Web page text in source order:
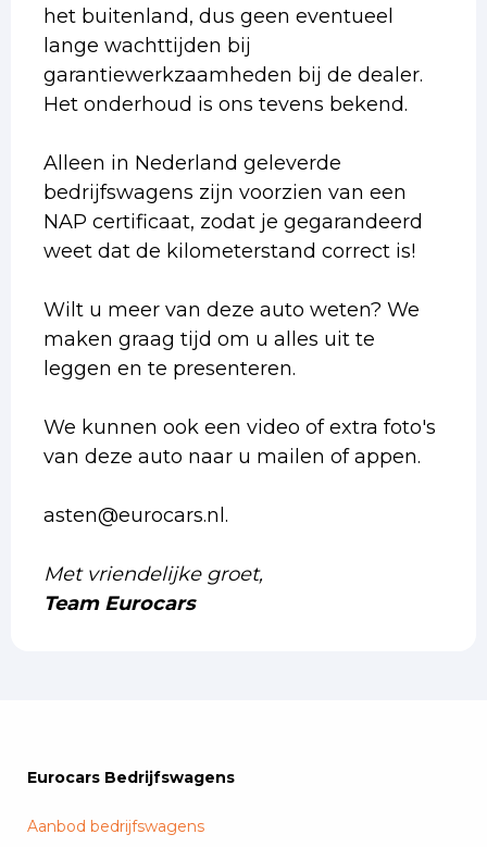
het buitenland, dus geen eventueel
lange wachttijden bij
garantiewerkzaamheden bij de dealer.
Het onderhoud is ons tevens bekend.
Alleen in Nederland geleverde
bedrijfswagens zijn voorzien van een
NAP certificaat, zodat je gegarandeerd
weet dat de kilometerstand correct is!
Wilt u meer van deze auto weten? We
maken graag tijd om u alles uit te
leggen en te presenteren.
We kunnen ook een video of extra foto's
van deze auto naar u mailen of appen.
asten@eurocars.nl.
Met vriendelijke groet,
Team Eurocars
Eurocars Bedrijfswagens
Aanbod bedrijfswagens